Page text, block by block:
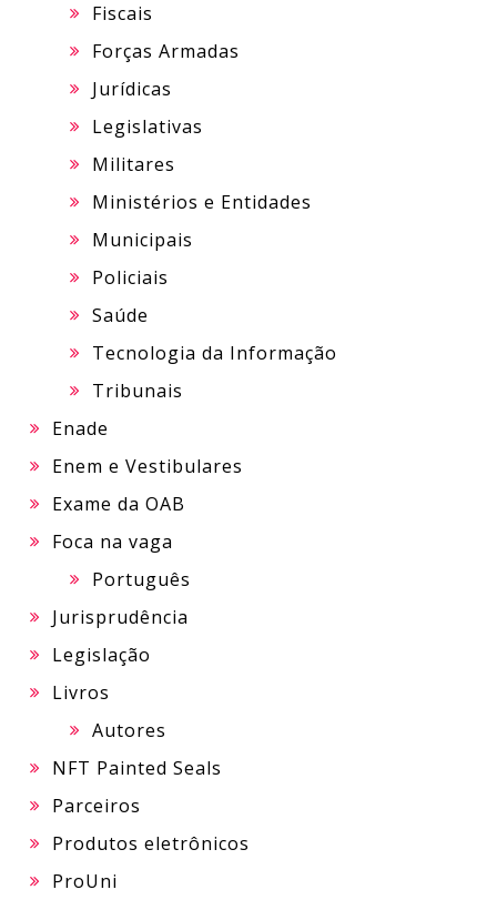
Fiscais
Forças Armadas
Jurídicas
Legislativas
Militares
Ministérios e Entidades
Municipais
Policiais
Saúde
Tecnologia da Informação
Tribunais
Enade
Enem e Vestibulares
Exame da OAB
Foca na vaga
Português
Jurisprudência
Legislação
Livros
Autores
NFT Painted Seals
Parceiros
Produtos eletrônicos
ProUni